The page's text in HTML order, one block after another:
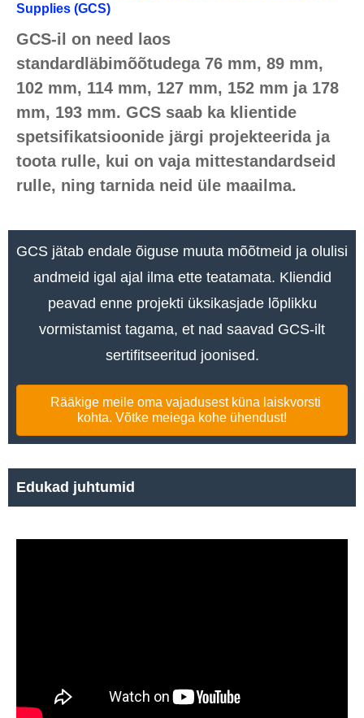
Supplies (GCS)
GCS-il on need laos
standardläbimõõtudega 76 mm, 89 mm,
102 mm, 114 mm, 127 mm, 152 mm ja 178
mm, 193 mm. GCS saab ka klientide
spetsifikatsioonide järgi projekteerida ja
toota rulle, kui on vaja mittestandardseid
rulle, ning tarnida neid üle maailma.
GCS jätab endale õiguse muuta mõõtmeid ja olulisi
andmeid igal ajal ilma ette teatamata. Kliendid
peavad enne projekti üksikasjade lõplikku
vormistamist tagama, et nad saavad GCS-ilt
sertifitseeritud joonised.
Rääkige meile oma vajadusest küna laiskvorsti
kohta. Võtke meiega kohe ühendust!
Edukad juhtumid